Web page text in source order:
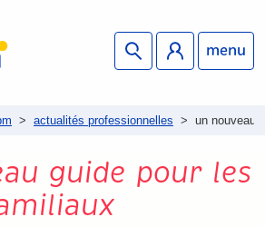
menu
> actualités professionnelles > un nouveau
guide pour les